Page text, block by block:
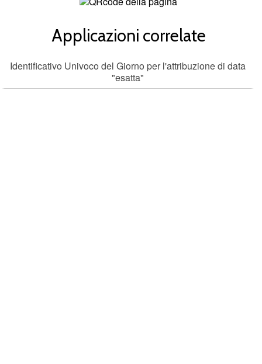
Applicazioni correlate
Identificativo Univoco del Giorno per l'attribuzione di data
"esatta"